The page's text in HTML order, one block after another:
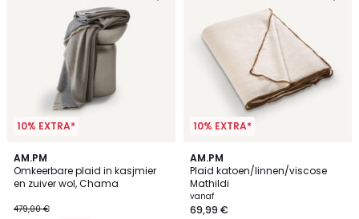
10% EXTRA*
AM.PM
Omkeerbare plaid in kasjmier
en zuiver wol, Chama
479,00 €
5
/
5
10% EXTRA*
AM.PM
Plaid katoen/linnen/viscose
Mathildi
vanaf
69,99 €
4
/
5